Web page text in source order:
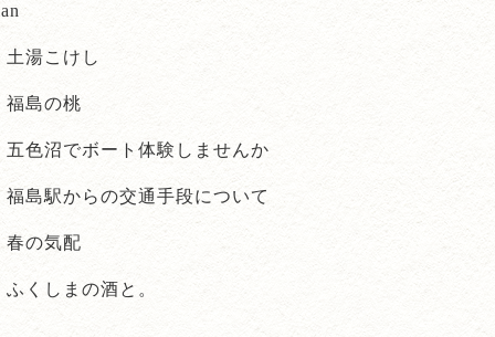
土湯こけし
福島の桃
五色沼でボート体験しませんか
福島駅からの交通手段について
春の気配
ふくしまの酒と。